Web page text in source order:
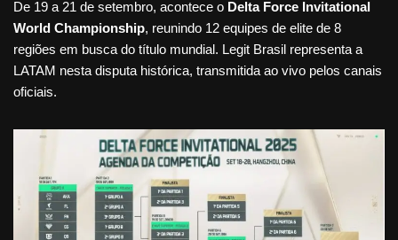
De 19 a 21 de setembro, acontece o Delta Force Invitational
World Championship, reunindo 12 equipes de elite de 8
regiões em busca do título mundial. Legit Brasil representa a
LATAM nesta disputa histórica, transmitida ao vivo pelos canais
oficiais.